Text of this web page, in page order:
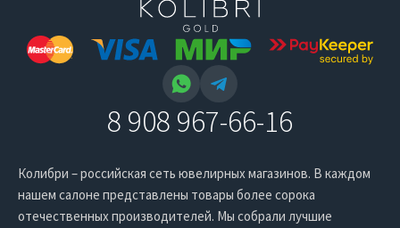
8 908 967-66-16
Колибри – российская сеть ювелирных магазинов. В каждом
нашем салоне представлены товары более сорока
отечественных производителей. Мы собрали лучшие